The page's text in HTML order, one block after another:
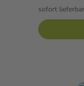
sofort lieferbar